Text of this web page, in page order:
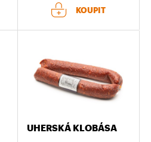
KOUPIT
UHERSKÁ KLOBÁSA